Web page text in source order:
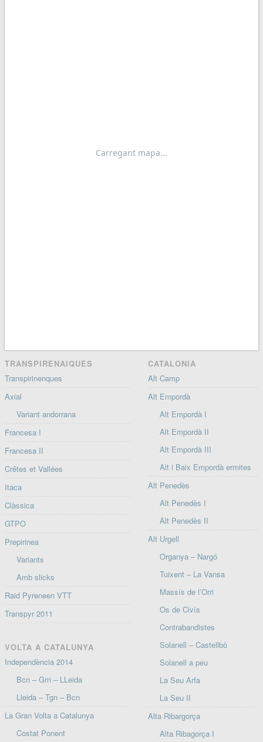
TRANSPIRENAIQUES
Transpirinenques
Axial
Variant andorrana
Francesa I
Francesa II
Crêtes et Vallées
Itaca
Clàssica
GTPO
Prepirinea
Variants
Amb slicks
Raid Pyreneen VTT
Transpyr 2011
VOLTA A CATALUNYA
Independència 2014
Bcn – Grn – LLeida
Lleida – Tgn – Bcn
La Gran Volta a Catalunya
Costat Ponent
CATALONIA
Alt Camp
Alt Empordà
Alt Empordà I
Alt Empordà II
Alt Empordà III
Alt i Baix Empordà ermites
Alt Penedès
Alt Penedès I
Alt Penedès II
Alt Urgell
Organya – Nargó
Tuixent – La Vansa
Massís de l’Orri
Os de Civís
Contrabandistes
Solanell – Castellbò
Solanell a peu
La Seu Arfa
La Seu II
Alta Ribargorça
Alta Ribagorça I